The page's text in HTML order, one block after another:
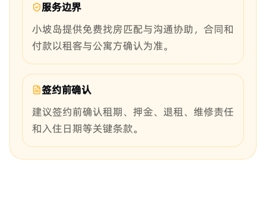
服务边界
小坡岛提供免费找房匹配与沟通协助，合同和
付款以租客与公寓方确认为准。
签约前确认
建议签约前确认租期、押金、退租、维修责任
和入住日期等关键条款。